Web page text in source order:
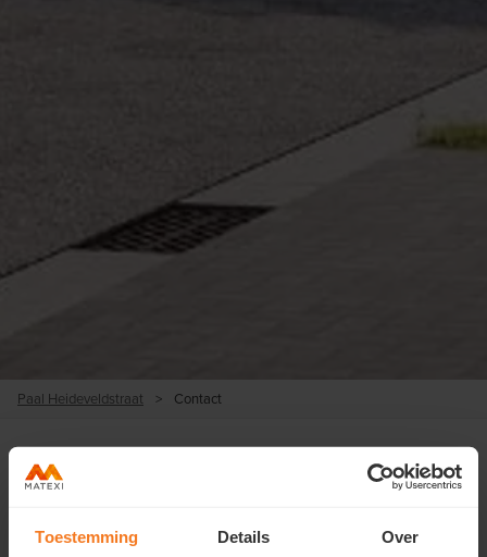
Toestemming Details Over
Paal Heideveldstraat > Contact
Nous contacter